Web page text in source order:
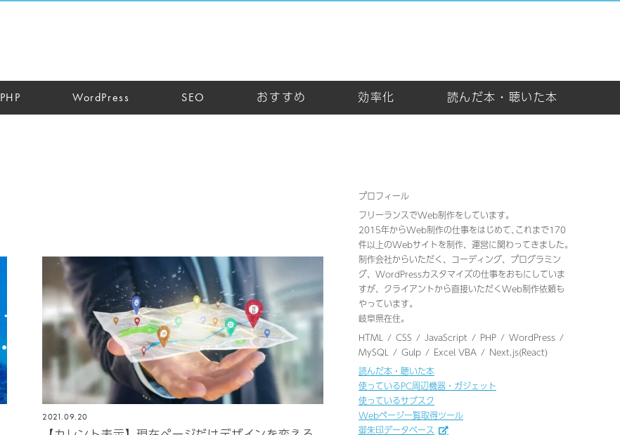
PHP WordPress SEO おすすめ 効率化 読んだ本・聴いた本
2021.09.20
プロフィール
フリーランスでWeb制作をしています。
2015年からWeb制作の仕事をはじめて､これまで170
件以上のWebサイトを制作、運営に関わってきました｡
制作会社からいただく、コーディング、プログラミン
グ、WordPressカスタマイズの仕事をおもにしていま
すが、クライアントから直接いただくWeb制作依頼も
やっています。
岐阜県在住。
HTML
CSS JavaScript PHP
WordPress
MySQL
Gulp Excel VBA
Next.js(React)
読んだ本・聴いた本
使っているPC周辺機器・ガジェット
使っているサブスク
Webページ一覧取得ツール
御朱印データベース